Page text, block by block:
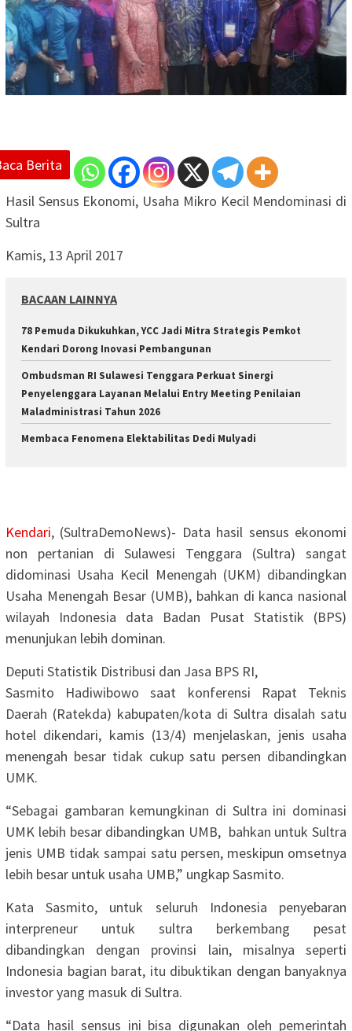
Berita
Hasil Sensus Ekonomi, Usaha Mikro Kecil Mendominasi di
Sultra
Kamis, 13 April 2017
BACAAN LAINNYA
78 Pemuda Dikukuhkan, YCC Jadi Mitra Strategis Pemkot
Kendari Dorong Inovasi Pembangunan
Ombudsman RI Sulawesi Tenggara Perkuat Sinergi
Penyelenggara Layanan Melalui Entry Meeting Penilaian
Maladministrasi Tahun 2026
Membaca Fenomena Elektabilitas Dedi Mulyadi
Kendari, (SultraDemoNews)- Data hasil sensus ekonomi
non pertanian di Sulawesi Tenggara (Sultra) sangat
didominasi Usaha Kecil Menengah (UKM) dibandingkan
Usaha Menengah Besar (UMB), bahkan di kanca nasional
wilayah Indonesia data Badan Pusat Statistik (BPS)
menunjukan lebih dominan.
Deputi Statistik Distribusi dan Jasa BPS RI,
Sasmito Hadiwibowo saat konferensi Rapat Teknis
Daerah (Ratekda) kabupaten/kota di Sultra disalah satu
hotel dikendari, kamis (13/4) menjelaskan, jenis usaha
menengah besar tidak cukup satu persen dibandingkan
UMK.
“Sebagai gambaran kemungkinan di Sultra ini dominasi
UMK lebih besar dibandingkan UMB, bahkan untuk Sultra
jenis UMB tidak sampai satu persen, meskipun omsetnya
lebih besar untuk usaha UMB,” ungkap Sasmito.
Kata Sasmito, untuk seluruh Indonesia penyebaran
interpreneur untuk sultra berkembang pesat
dibandingkan dengan provinsi lain, misalnya seperti
Indonesia bagian barat, itu dibuktikan dengan banyaknya
investor yang masuk di Sultra.
“Data hasil sensus ini bisa digunakan oleh pemerintah